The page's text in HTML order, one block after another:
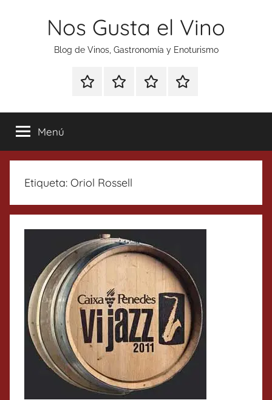
Nos Gusta el Vino
Blog de Vinos, Gastronomía y Enoturismo
Especial
Tonics
Enoturismo
Gastronomía
RankingContacto
Menú
Etiqueta: Oriol Rossell